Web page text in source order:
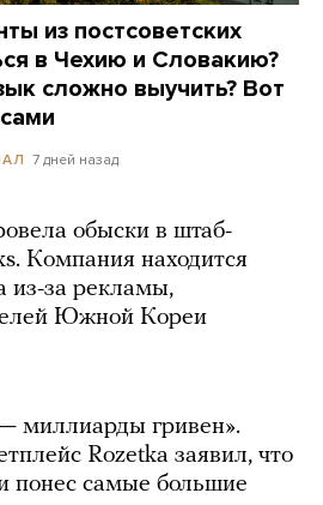
из постсоветских
в Чехию и Словакию?
сложно выучить? Вот
7 дней назад
обыски в штаб-
Компания находится
из-за рекламы,
Южной Кореи
миллиарды гривен».
Rozetka заявил, что
понес самые большие